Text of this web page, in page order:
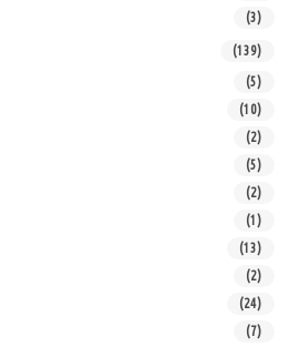
(3)
(139)
(5)
(10)
(2)
(5)
(2)
(1)
(13)
(2)
(24)
(7)